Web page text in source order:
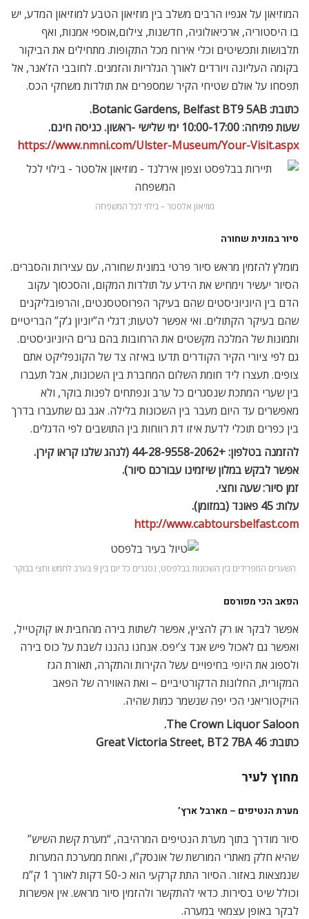
המוזיאון על אגפיו הרבים משלב בין מוזיאון הטבע למוזיאון המדע, יש
בו היסטוריה, ארכיאולוגיה, חדשנות, צילום,אוספי אמנות, ואף
תלבושות ותכשיטים וכלי אירוח מכל התקופות. מתחילים את הביקור
בקומה העליונה ויורדים לאורך הגלריות והזמנים. לחובבי הז’אנר, אל
תפסחו על אולם שטיחי הקיר שמספרים את תולדות משחקי הכס.
כתובת: Botanic Gardens, Belfast BT9 5AB.
שעות פתיחה: 10:00-17:00 ימי שלישי -ראשון. כניסה חינם.
https://www.nmni.com/Ulster-Museum/Your-Visit.aspx
מוזיאון אלסטר – בילוי לכל המשפחה
סיור במונית שחורה
מומלץ להזמין מראש סיור פרטי במונית שחורה, עם עצירות והסברים.
הסיור יעשיר וימחיש את הידע על תולדות המקום, והסכסוך עקוב
הדם בין היוניוניסטים שהם בעיקר הפרוסטסנטים, והרפובליקנים
שהם בעיקר הקתולים. ואי אפשר לטעות; דגלי ה”יוניון ג’ק” הבריטיים
ותמונות של המלכה מקשטים את הרחובות בהם גרים היוניוניסטים.
גם לפי ציורי הקיר הקודרים תדעו באיזה צד של הקונפליקט אתם
צופים. תעצרו ליד חומת השלום המחברת בין השכונות, אבל תעברו
בין שערי המתכת שנסגרים כל ערב ונפתחים לפנות בוקר, ולא
מאפשרים עד היום מעבר בין השכונות בלילה. אגב גם שתעברו בדרך
בין כפרים תוכלי לדעת איזו דת רווחות בין התושבים לפי הדגלים.
להזמנה בטלפון: +44-28-9558-2062 (לנהג שלנו קראו קירן.
אפשר לבקש במלון שיזמינו עבורכם סיור).
זמן סיור: שעה וחצי.
עלות: 45 פאונד (במזומן).
http://www.cabtoursbelfast.com
השערים המפרידים בין השכונות בבלפסט, נסגרים כל יום בין 9 בערב לחמש וחצי בבוקר
הפאב הכי מפורסם
אפשר לבקר או רק להציץ, אפשר לשתות בירה מהחבית או קוקטייל,
ואפשר גם לאכול פיש אנד צ’יפס. אנחנו נהננו לשבת על כוס בירה
ולספוג את היופי בחיפויים עשל הקירות והתקרה, תאורת הגז
המקורית, החלונות הדקורטיביים – ואת האווירה של הפאב
הויקטוריאני הכי יפה שנשמר כמות שהיה.
The Crown Liquor Saloon.
כתובת: 46 Great Victoria Street, BT2 7BA
מחוץ לעיר
מערת הנטיפים – מארבל ארץ’
סיור מודרך בתוך מערת הנטיפים המרהיבה, “מערת קשת השיש”
שהיא חלק מאתרי המורשת של אונסק”ו, ואחת ממערכת המערות
שנמצאות באזור. הסיור התת קרקעי הוא כ-50 דקות לאורך 1 ק”מ
וכולל שיט בסירות. כדאי להתקשר ולהזמין סיור מראש. אין אפשרות
לבקר באופן עצמאי במערה.